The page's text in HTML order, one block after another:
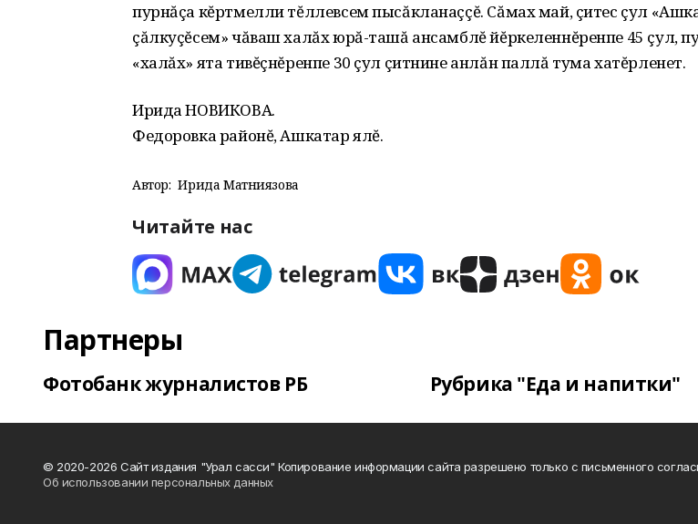
пурнăçа кĕртмелли тĕллевсем пысăкланаççĕ. Сăмах май, çитес çул
çăлкуçĕсем» чăваш халăх юрă-ташă ансамблĕ йĕркеленнĕренпе 45 çул,
«халăх» ята тивĕçнĕренпе 30 çул çитнине анлăн паллă тума хатĕрленет.
Ирида НОВИКОВА.
Федоровка районĕ, Ашкатар ялĕ.
Автор: Ирида Матниязова
Читайте нас
Партнеры
Фотобанк журналистов РБ Рубрика "Еда и напитки"
© 2020-2026 Сайт издания "Урал сасси" Копирование информации сайта разрешено только с письменного
Об использовании персональных данных